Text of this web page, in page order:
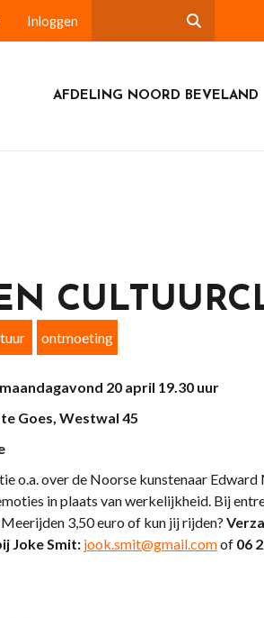
Inloggen
AFDELING NOORD BEVELAND
ontmoeting
20 april 19.30 uur
Goes, Westwal 45
o.a. over de Noorse kunstenaar
in plaats van werkelijkheid. Bij
3,50 euro of kun jij rijden?
Joke Smit: jook.smit@gmail.comof 06